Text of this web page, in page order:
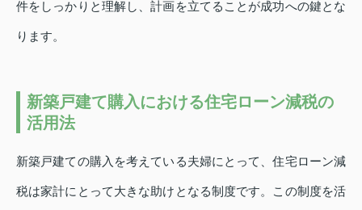
件をしっかりと理解し、計画を立てることが成功への鍵とな
ります。
新築戸建て購入における住宅ローン減税の
活用法
新築戸建ての購入を考えている夫婦にとって、住宅ローン減
税は家計にとって大きな助けとなる制度です。この制度を活